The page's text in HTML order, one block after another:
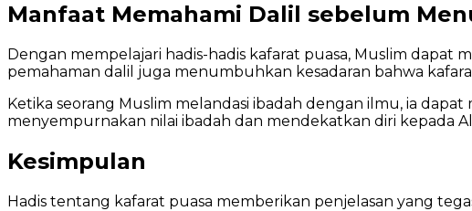
Manfaat Memahami Dalil sebelum
Dengan mempelajari hadis-hadis kafarat puasa, Muslim dapat
pemahaman dalil juga menumbuhkan kesadaran bahwa
Ketika seorang Muslim melandasi ibadah dengan ilmu, ia
menyempurnakan nilai ibadah dan mendekatkan diri kepada
Kesimpulan
Hadis tentang kafarat puasa memberikan penjelasan yang